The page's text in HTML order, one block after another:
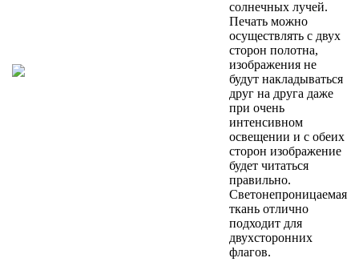
солнечных лучей.
Печать можно
осуществлять с двух
сторон полотна,
изображения не
будут накладываться
друг на друга даже
при очень
интенсивном
освещении и с обеих
сторон изображение
будет читаться
правильно.
Светонепроницаемая
ткань отлично
подходит для
двухсторонних
флагов.